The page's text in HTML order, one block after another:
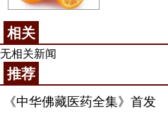
相关
无相关新闻
推荐
《中华佛藏医药全集》首发